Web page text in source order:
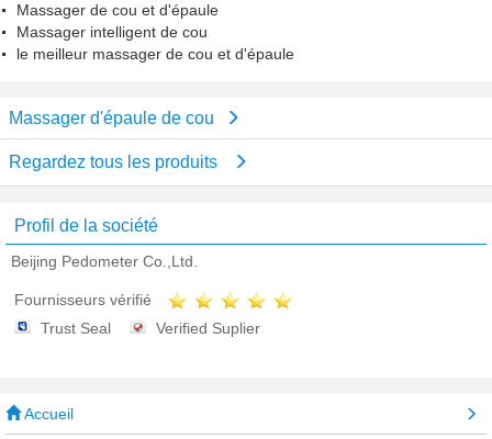
Massager de cou et d'épaule
Massager intelligent de cou
le meilleur massager de cou et d'épaule
Massager d'épaule de cou
Regardez tous les produits
Profil de la société
Beijing Pedometer Co.,Ltd.
Fournisseurs vérifié
Trust Seal
Verified Suplier
Accueil